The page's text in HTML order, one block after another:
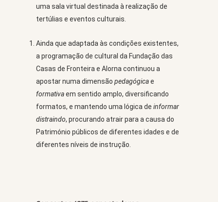
uma sala virtual destinada à realização de
tertúlias e eventos culturais.
Ainda que adaptada às condições existentes,
a programação de cultural da Fundação das
Casas de Fronteira e Alorna continuou a
apostar numa dimensão pedagógicae
formativaem sentido amplo, diversificando
formatos, e mantendo uma lógica de informar
distraindo, procurando atrair para a causa do
Património públicos de diferentes idades e de
diferentes níveis de instrução.